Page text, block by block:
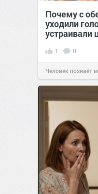
Почему с
уходили
устраивали
1 0
Человек познаёт